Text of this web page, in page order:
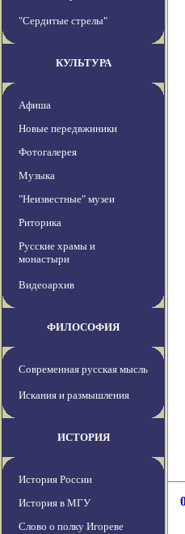
"Сердитые стрелы"
КУЛЬТУРА
Афиша
Новые передвжиники
Фотогалерея
Музыка
"Неизвестные" музеи
Риторика
Русские храмы и
монастыри
Видеоархив
ФИЛОСОФИЯ
Современная русская мысль
Искания и размышления
ИСТОРИЯ
История России
История в МГУ
Слово о полку Игореве